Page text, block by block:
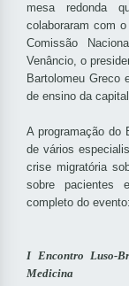
mesa redonda
colaboraram com
Comissão
Venâncio, o
Bartolomeu Greco
de ensino da
A programação do
de vários
crise migratória
sobre pacientes
completo do evento:
I Encontro Luso-
Medicina